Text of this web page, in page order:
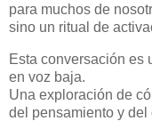
para muchos de
sino un ritual de
Esta conversación es
en voz baja.
Una exploración de
del pensamiento y